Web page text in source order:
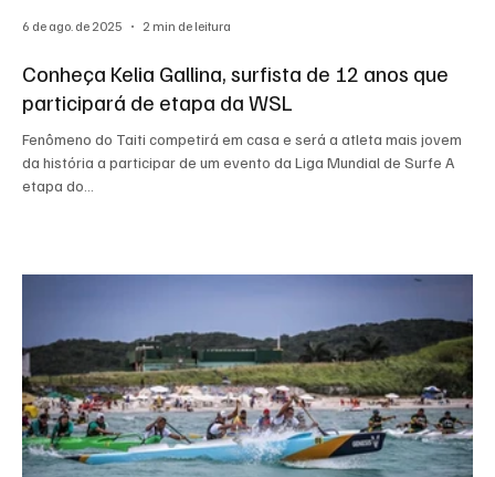
Conheça Kelia Gallina, surfista de 12 anos que
participará de etapa da WSL
Fenômeno do Taiti competirá em casa e será a atleta mais jovem
da história a participar de um evento da Liga Mundial de Surfe A
etapa do...
6 de ago. de 2025 2 min de leitura